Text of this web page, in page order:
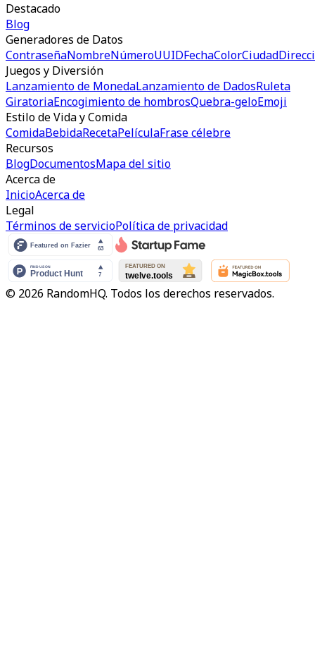
Destacado
Blog
Generadores de Datos
ContraseñaNombreNúmeroUUIDFechaColorCiudad
Juegos y Diversión
Lanzamiento de MonedaLanzamiento de DadosRuleta
GiratoriaEncogimiento de hombrosQuebra-geloEmoji
Estilo de Vida y Comida
ComidaBebidaRecetaPelículaFrase célebre
Recursos
BlogDocumentosMapa del sitio
Acerca de
InicioAcerca de
Legal
Términos de servicioPolítica de privacidad
© 2026 RandomHQ. Todos los derechos reservados.